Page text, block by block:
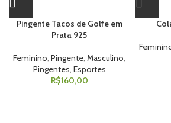
Pingente Tacos de Golfe em
Prata 925
Feminino, Pingente, Masculino,
Pingentes, Esportes
R$160,00